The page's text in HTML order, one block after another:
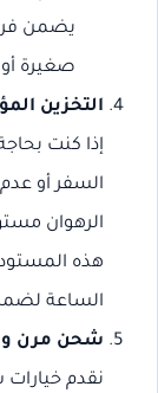
يضمن
صغيرة أو
التخزين
إذا كنت
السفر أو عدم
الرهوان
هذه
الساعة
شحن مرن
نقدم